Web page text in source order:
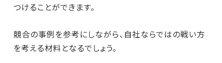
つけることができます。
競合の事例を参考にしながら、自社ならではの戦い方
を考える材料となるでしょう。